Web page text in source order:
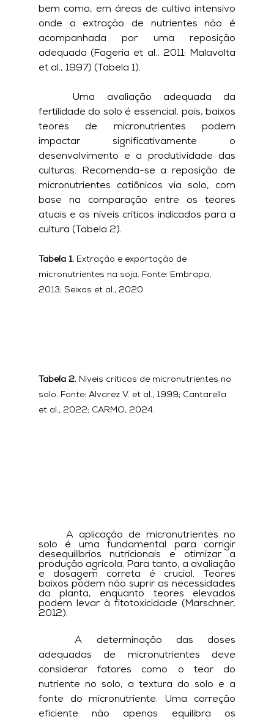
bem como, em áreas de cultivo intensivo
onde a extração de nutrientes não é
acompanhada por uma reposição
adequada (Fageria et al., 2011; Malavolta
et al., 1997) (Tabela 1).
fertilidade do solo é essencial, pois, baixos
teores de micronutrientes podem
impactar significativamente o
desenvolvimento e a produtividade das
culturas. Recomenda-se a reposição de
micronutrientes catiônicos via solo, com
base na comparação entre os teores
atuais e os níveis críticos indicados para a
cultura (Tabela 2).
Tabela 1. Extração e exportação de
micronutrientes na soja. Fonte: Embrapa,
2013; Seixas et al., 2020.
Tabela 2. Níveis críticos de micronutrientes no
solo. Fonte: Alvarez V. et al., 1999; Cantarella
et al., 2022; CARMO, 2024.
solo é uma fundamental para corrigir
desequilíbrios nutricionais e otimizar a
produção agrícola. Para tanto, a avaliação
e dosagem correta é crucial. Teores
baixos podem não suprir as necessidades
da planta, enquanto teores elevados
podem levar à fitotoxicidade (Marschner,
2012).
	A determinação das doses
adequadas de micronutrientes deve
considerar fatores como o teor do
nutriente no solo, a textura do solo e a
fonte do micronutriente. Uma correção
eficiente não apenas equilibra os